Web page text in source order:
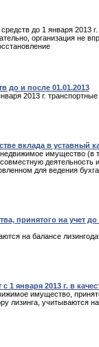
до 1 января 2013
организация не
до и после 01.01.2013
2013 г.
вклада в уставный
имущество
для ведения
принятого на учет до
на балансе
января 2013 г. в
имущество,
учитываются